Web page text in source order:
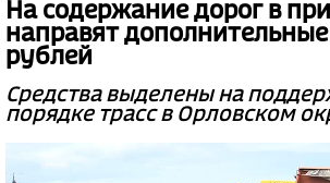
На содержание дорог в
направят
рублей
Средства выделены на
порядке трасс в Орловском